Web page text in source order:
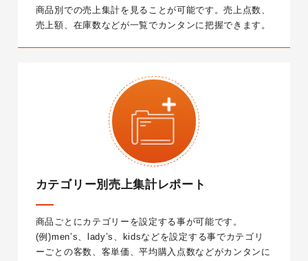
商品別での売上集計を見ることが可能です。売上点数、
売上額、在庫数などが一覧でカンタンに把握できます。
カテゴリー別売上集計レポート
商品ごとにカテゴリーを設定する事が可能です。
(例)men’s、lady’s、kidsなどを設定する事でカテゴリ
ーごとの客数、客単価、平均購入点数などがカンタンに